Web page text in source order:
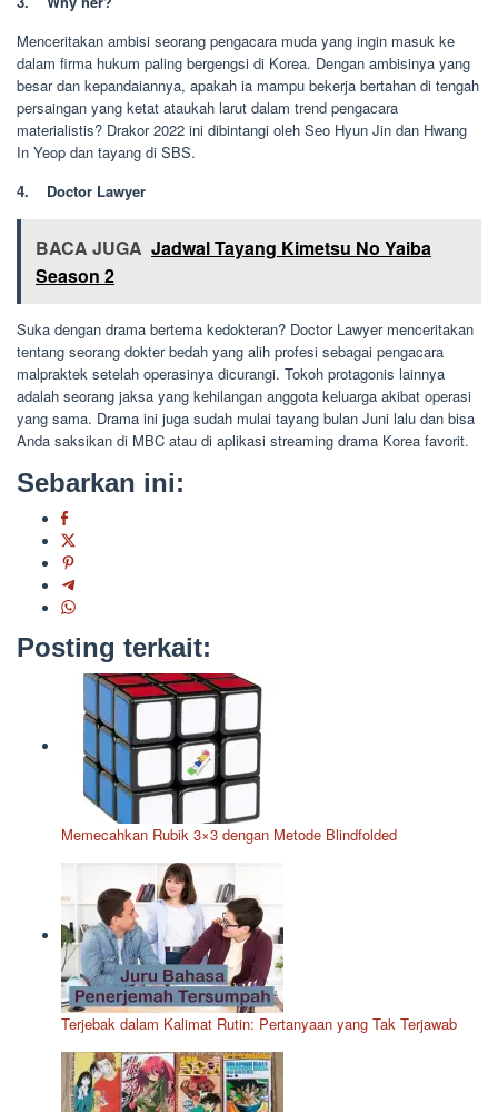
Menceritakan ambisi seorang pengacara muda yang ingin masuk ke
dalam firma hukum paling bergengsi di Korea. Dengan ambisinya yang
besar dan kepandaiannya, apakah ia mampu bekerja bertahan di tengah
persaingan yang ketat ataukah larut dalam trend pengacara
materialistis? Drakor 2022 ini dibintangi oleh Seo Hyun Jin dan Hwang
In Yeop dan tayang di SBS.
4. Doctor Lawyer
BACA JUGA Jadwal Tayang Kimetsu No Yaiba
Season 2
Suka dengan drama bertema kedokteran? Doctor Lawyer menceritakan
tentang seorang dokter bedah yang alih profesi sebagai pengacara
malpraktek setelah operasinya dicurangi. Tokoh protagonis lainnya
adalah seorang jaksa yang kehilangan anggota keluarga akibat operasi
yang sama. Drama ini juga sudah mulai tayang bulan Juni lalu dan bisa
Anda saksikan di MBC atau di aplikasi streaming drama Korea favorit.
Sebarkan ini:
Posting terkait:
Memecahkan Rubik 3×3 dengan Metode Blindfolded
Terjebak dalam Kalimat Rutin: Pertanyaan yang Tak Terjawab